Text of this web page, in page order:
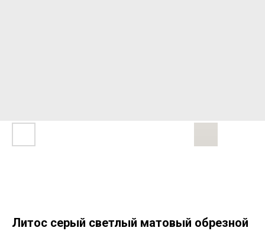
Литос серый светлый матовый обрезной